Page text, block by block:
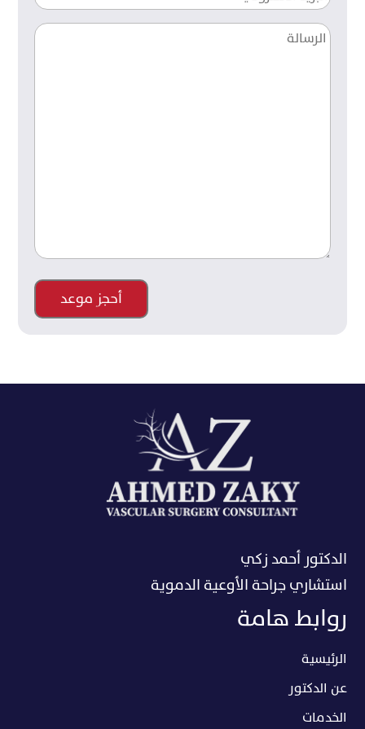
روابط هامة
الرئيسية
عن الدكتور
الخدمات
الدكتور أحمد زكي
استشاري جراحة الأوعية الدموية